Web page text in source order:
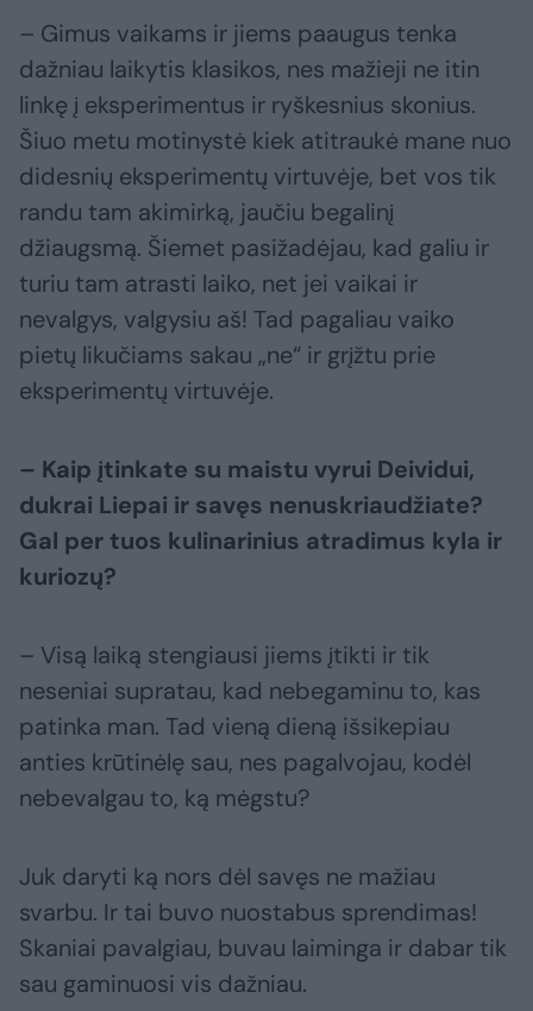
– Gimus vaikams ir jiems paaugus tenka
dažniau laikytis klasikos, nes mažieji ne itin
linkę į eksperimentus ir ryškesnius skonius.
Šiuo metu motinystė kiek atitraukė mane nuo
didesnių eksperimentų virtuvėje, bet vos tik
randu tam akimirką, jaučiu begalinį
džiaugsmą. Šiemet pasižadėjau, kad galiu ir
turiu tam atrasti laiko, net jei vaikai ir
nevalgys, valgysiu aš! Tad pagaliau vaiko
pietų likučiams sakau „ne“ ir grįžtu prie
eksperimentų virtuvėje.
– Kaip įtinkate su maistu vyrui Deividui,
dukrai Liepai ir savęs nenuskriaudžiate?
Gal per tuos kulinarinius atradimus kyla ir
kuriozų?
– Visą laiką stengiausi jiems įtikti ir tik
neseniai supratau, kad nebegaminu to, kas
patinka man. Tad vieną dieną išsikepiau
anties krūtinėlę sau, nes pagalvojau, kodėl
nebevalgau to, ką mėgstu?
Juk daryti ką nors dėl savęs ne mažiau
svarbu. Ir tai buvo nuostabus sprendimas!
Skaniai pavalgiau, buvau laiminga ir dabar tik
sau gaminuosi vis dažniau.